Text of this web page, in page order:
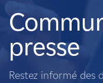
A propos de nous
Ce que nous faisons
Propriétaires fonciers
presse
Restez informé des